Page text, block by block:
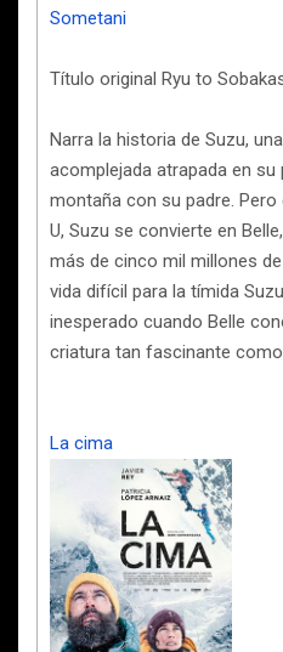
Sometani
Título original Ryu to
Narra la historia de Suzu,
acomplejada atrapada en su
montaña con su padre. Pero
U, Suzu se convierte en
más de cinco mil millones
vida difícil para la tímida
inesperado cuando Belle
criatura tan fascinante
La cima